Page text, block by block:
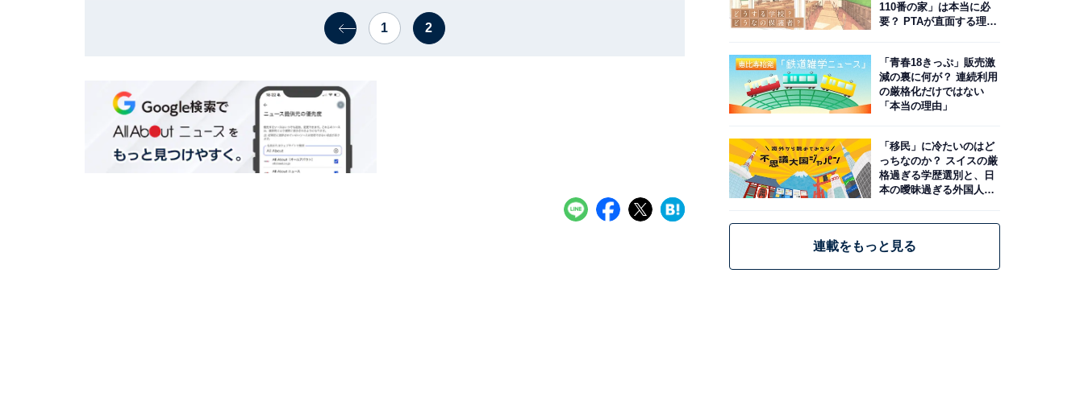
1 2
110番の家」は本当に必
要？ PTAが直面する理想
「青春18きっぷ」販売激
減の裏に何が？ 連続利用
の厳格化だけではない
「本当の理由」
「移民」に冷たいのはど
っちなのか？ スイスの厳
格過ぎる学歴選別と、日
本の曖昧過ぎる外国人政
連載をもっと見る